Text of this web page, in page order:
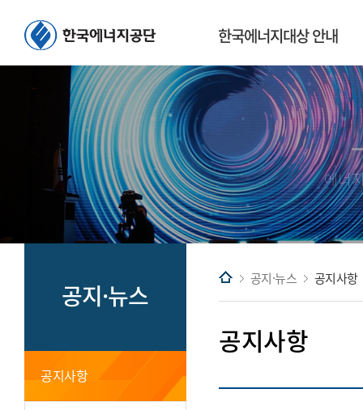
한국에너지대상 안내
에너
공지·뉴스
공지사항
공지·뉴스 공지사항
공지사항